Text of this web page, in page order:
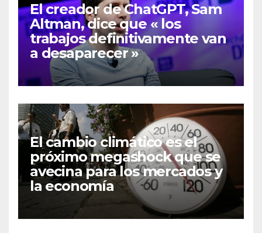
El creador de ChatGPT, Sam
Altman, dice que « los
trabajos definitivamente van
a desaparecer »
El cambio climático es el
próximo megashock que se
avecina para los mercados y
la economía